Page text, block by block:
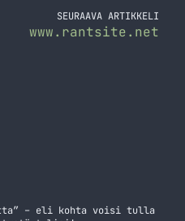
SEURAAVA ARTIKKELI
www.rantsite.net
– eli kohta voisi tulla